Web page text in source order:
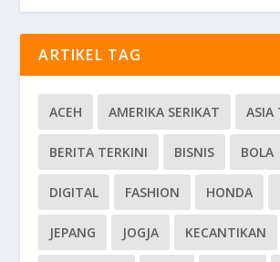
ARTIKEL TAG
ACEH AMERIKA SERIKAT ASIA
BERITA TERKINI BISNIS BOLA
DIGITAL FASHION HONDA
JEPANG JOGJA KECANTIKAN